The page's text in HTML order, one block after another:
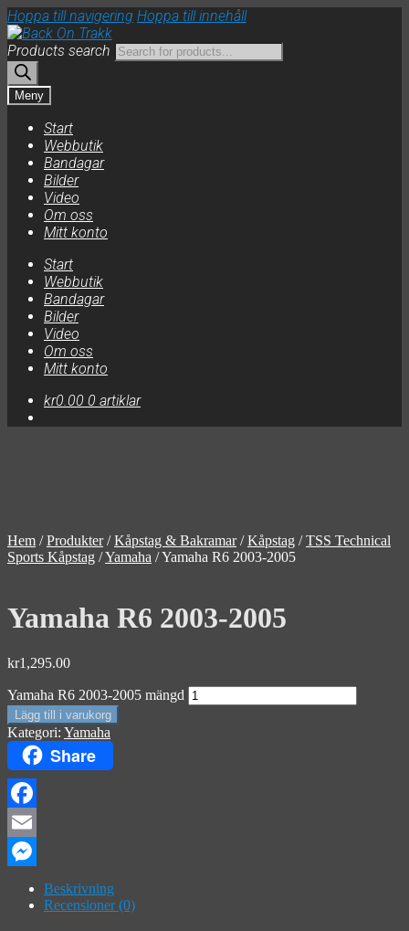
Hoppa till navigering Hoppa till innehåll
Products search
Meny
Start
Webbutik
Bandagar
Bilder
Video
Om oss
Mitt konto
Start
Webbutik
Bandagar
Bilder
Video
Om oss
Mitt konto
kr0.00 0 artiklar
Hem /Produkter/Kåpstag & Bakramar/Kåpstag /TSS Technical
Sports Kåpstag /Yamaha /Yamaha R6 2003-2005
Yamaha R6 2003-2005
kr1,295.00
Yamaha R6 2003-2005 mängd
Lägg till i varukorg
Kategori: Yamaha
Share
Facebook
Email
Messenger
Beskrivning
Recensioner (0)